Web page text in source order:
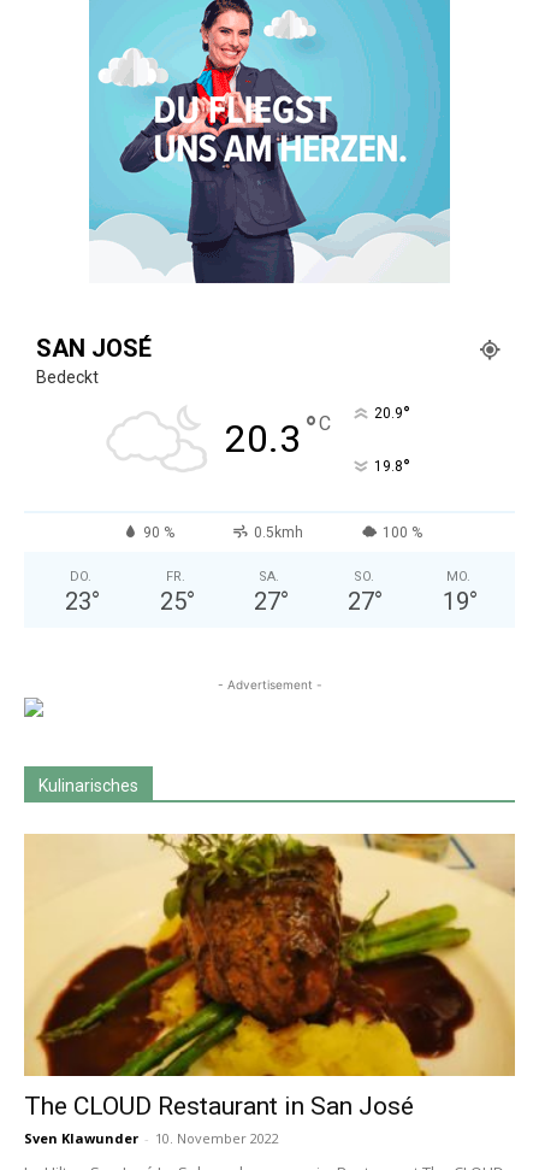
SAN JOSÉ
Bedeckt
20.3 °C 20.9°
19.8°
90 % 0.5kmh 100 %
DO.
23°
FR.
25°
SA.
27°
SO.
27°
MO.
19°
- Advertisement -
Kulinarisches
The CLOUD Restaurant in San José
Sven Klawunder - 10. November 2022